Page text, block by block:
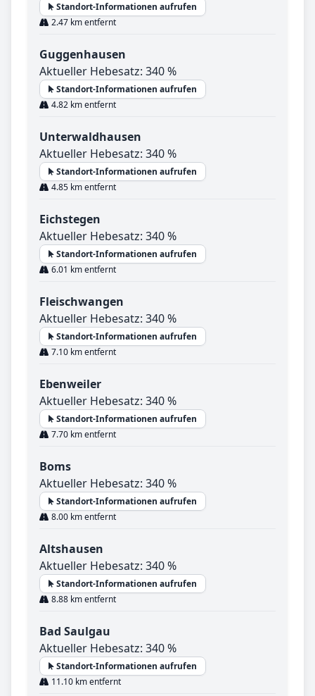
Standort-Informationen aufrufen
2.47 km entfernt
Guggenhausen
Aktueller Hebesatz: 340 %
Standort-Informationen aufrufen
4.82 km entfernt
Unterwaldhausen
Aktueller Hebesatz: 340 %
Standort-Informationen aufrufen
4.85 km entfernt
Eichstegen
Aktueller Hebesatz: 340 %
Standort-Informationen aufrufen
6.01 km entfernt
Fleischwangen
Aktueller Hebesatz: 340 %
Standort-Informationen aufrufen
7.10 km entfernt
Ebenweiler
Aktueller Hebesatz: 340 %
Standort-Informationen aufrufen
7.70 km entfernt
Boms
Aktueller Hebesatz: 340 %
Standort-Informationen aufrufen
8.00 km entfernt
Altshausen
Aktueller Hebesatz: 340 %
Standort-Informationen aufrufen
8.88 km entfernt
Bad Saulgau
Aktueller Hebesatz: 340 %
Standort-Informationen aufrufen
11.10 km entfernt